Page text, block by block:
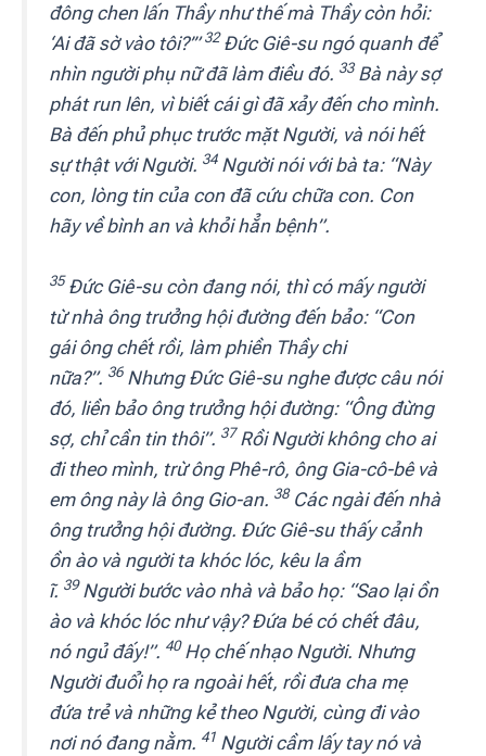
đông chen lấn Thầy như thế mà Thầy còn hỏi:
‘Ai đã sờ vào tôi?’”32Đức Giê-su ngó quanh để
nhìn người phụ nữ đã làm điều đó. 33Bà này sợ
phát run lên, vì biết cái gì đã xảy đến cho mình.
Bà đến phủ phục trước mặt Người, và nói hết
sự thật với Người. 34Người nói với bà ta: “Này
con, lòng tin của con đã cứu chữa con. Con
hãy về bình an và khỏi hẳn bệnh”.
35Đức Giê-su còn đang nói, thì có mấy người
từ nhà ông trưởng hội đường đến bảo: “Con
gái ông chết rồi, làm phiền Thầy chi
nữa?”. 36Nhưng Đức Giê-su nghe được câu nói
đó, liền bảo ông trưởng hội đường: “Ông đừng
sợ, chỉ cần tin thôi”. 37 Rồi Người không cho ai
đi theo mình, trừ ông Phê-rô, ông Gia-cô-bê và
em ông này là ông Gio-an. 38Các ngài đến nhà
ông trưởng hội đường. Đức Giê-su thấy cảnh
ồn ào và người ta khóc lóc, kêu la ầm
ĩ. 39Người bước vào nhà và bảo họ: “Sao lại ồn
ào và khóc lóc như vậy? Đứa bé có chết đâu,
nó ngủ đấy!”. 40Họ chế nhạo Người. Nhưng
Người đuổi họ ra ngoài hết, rồi đưa cha mẹ
đứa trẻ và những kẻ theo Người, cùng đi vào
nơi nó đang nằm. 41 Người cầm lấy tay nó và